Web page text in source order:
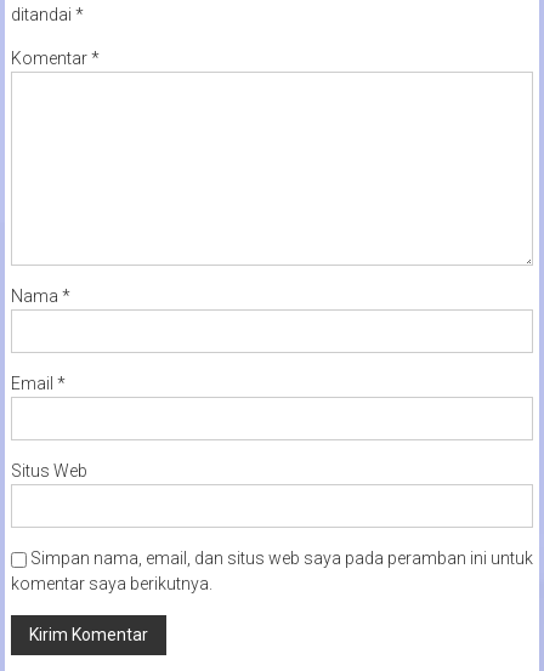
ditandai *
Komentar*
Nama *
Email *
Situs Web
Simpan nama, email, dan situs web saya pada peramban ini untuk
komentar saya berikutnya.